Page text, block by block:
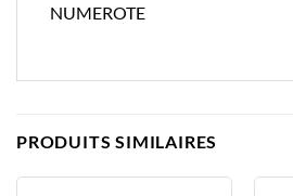
NUMEROTE
PRODUITS SIMILAIRES